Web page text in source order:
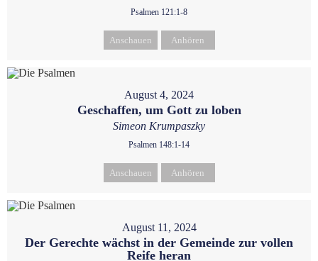
Psalmen 121:1-8
Anschauen Anhören
August 4, 2024
Geschaffen, um Gott zu loben
Simeon Krumpaszky
Psalmen 148:1-14
Anschauen Anhören
August 11, 2024
Der Gerechte wächst in der Gemeinde zur vollen
Reife heran